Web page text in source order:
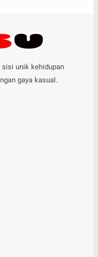
unik kehidupan
gaya kasual.